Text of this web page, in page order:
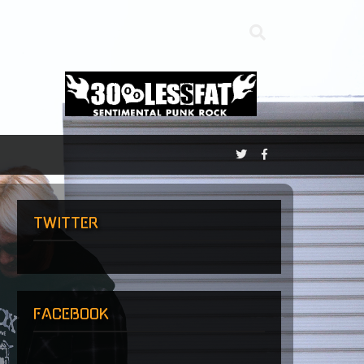
TWITTER
FACEBOOK